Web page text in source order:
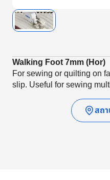
Walking Foot 7mm (Hor)
For sewing or quilting on
slip. Useful for sewing
สถ